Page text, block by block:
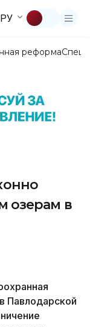
РУ
реформа
озерам в
Павлодарской